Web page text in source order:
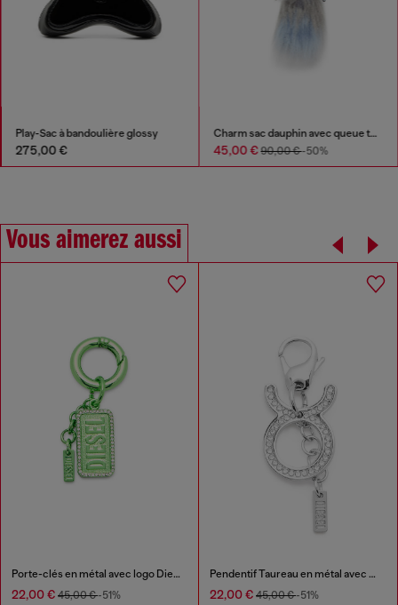
Play-Sac à bandoulière glossy
275,00 €
Charm sac dauphin avec queue touffue
45,00 €90,00 €-50%
Vous aimerez aussi
Porte-clés en métal avec logo Diesel et strass
22,00 € 45,00 €-51%
Pendentif Taureau en métal avec strass
22,00 € 45,00 €-51%